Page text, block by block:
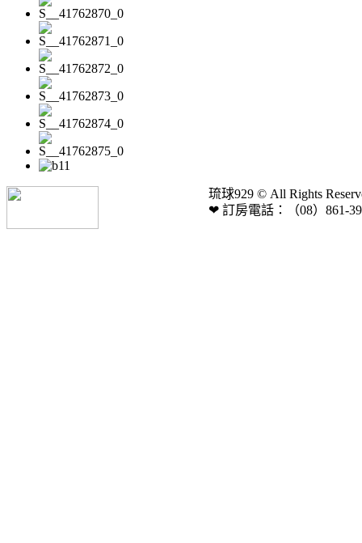
琉球929 © All Rights
❤ 訂房電話：（08）861-